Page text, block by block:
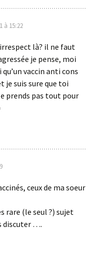
à 15:22
là? il ne faut
je pense, moi
qu’un vaccin anti cons
je suis sure que toi
prends pas tout pour
ceux de ma soeur
rare (le seul ?) sujet
discuter ….